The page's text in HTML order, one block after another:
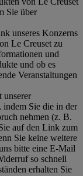
Sie über
unseres Konzerns
Le Creuset zu
und
und ob es
Veranstaltungen
unserer
indem Sie die in der
nehmen (z. B.
auf den Link zum
Sie keine weitere
bitte eine E-Mail
so schnell
erhalten Sie